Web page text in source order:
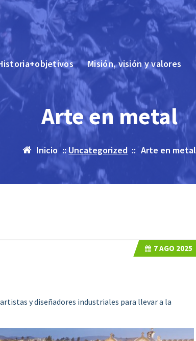
Misión, visión y valores
Arte en metal
Inicio ::Uncategorized :: Arte en metal
7AGO 2025
y diseñadores industriales para llevar a la